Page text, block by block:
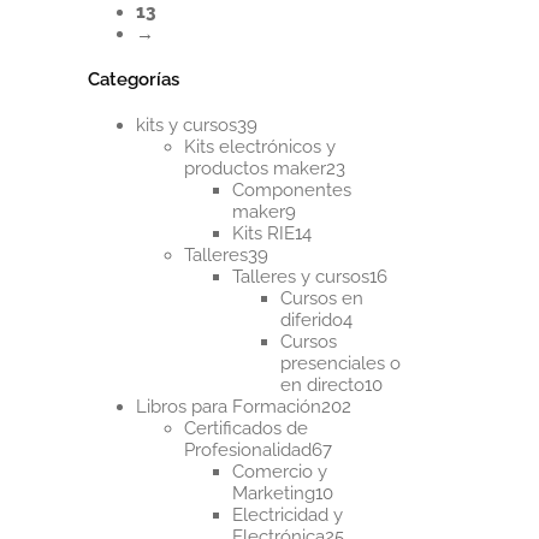
producto
13
→
Categorías
kits y cursos3939
productos
Kits electrónicos y
productos maker2323
productos
Componentes
maker99
productos
Kits RIE1414
Talleres3939
productos
Talleres y cursos1616
Cursos en
diferido44
Cursos
presenciales o
en directo1010
Libros para Formación202202
Certificados de
Profesionalidad6767
Comercio y
Marketing1010
productos
Electricidad y